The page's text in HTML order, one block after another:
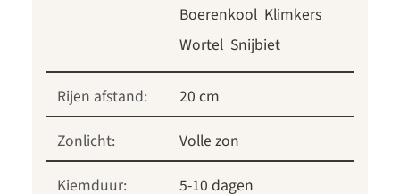
Boerenkool Klimkers
Wortel Snijbiet
Rijen afstand:
20 cm
Zonlicht:
Volle zon
Kiemduur:
5-10 dagen